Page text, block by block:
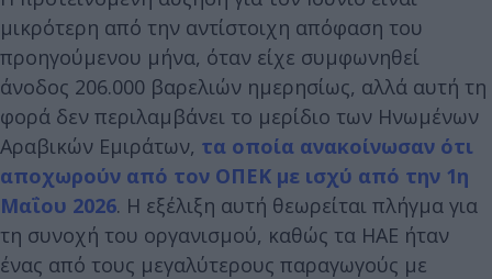
μικρότερη από την αντίστοιχη απόφαση του
προηγούμενου μήνα, όταν είχε συμφωνηθεί
άνοδος 206.000 βαρελιών ημερησίως, αλλά αυτή τη
φορά δεν περιλαμβάνει το μερίδιο των Ηνωμένων
Αραβικών Εμιράτων, τα οποία ανακοίνωσαν ότι
αποχωρούν από τον ΟΠΕΚ με ισχύ από την 1η
Μαΐου 2026. Η εξέλιξη αυτή θεωρείται πλήγμα για
τη συνοχή του οργανισμού, καθώς τα ΗΑΕ ήταν
ένας από τους μεγαλύτερους παραγωγούς με